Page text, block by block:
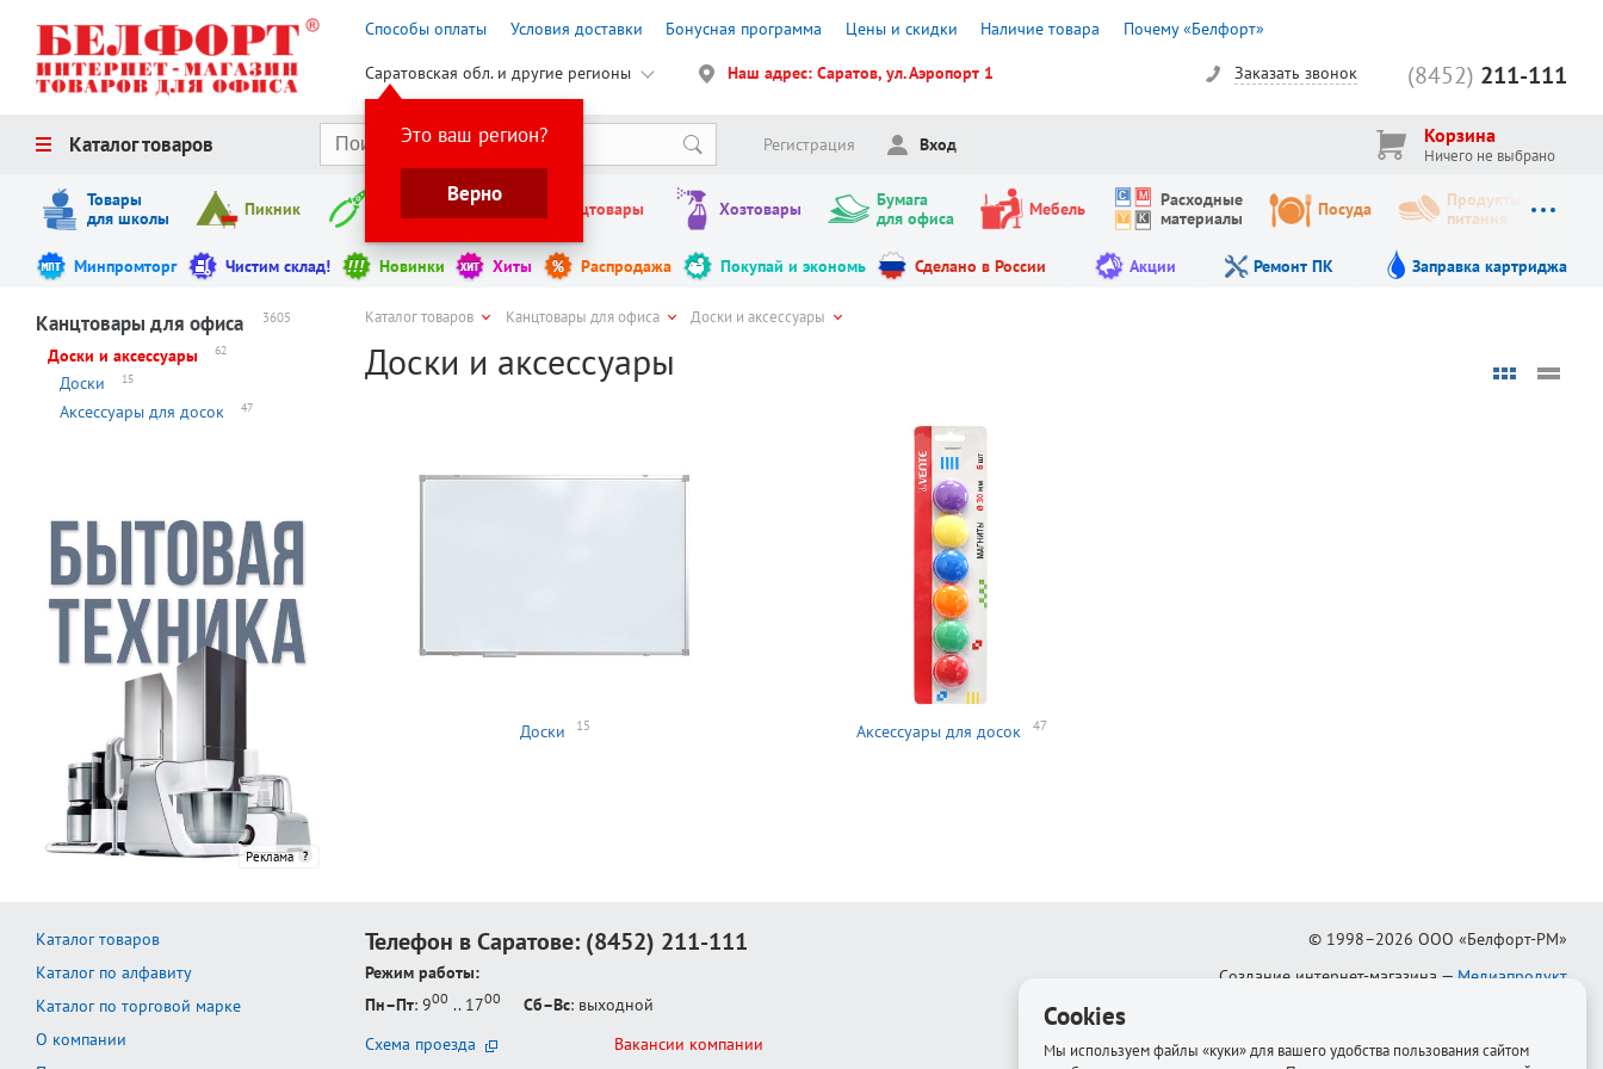
Способы оплаты Условия доставки Бонусная программа Цены и скидки Наличие товара Почему «Белфорт»
Саратовская обл. и другие регионы
Это ваш регион?
Верно
Наш адрес: Саратов, ул. Аэропорт 1 (8452) 211-111
Заказать звонок
Каталог товаров Регистрация Вход Корзина
Ничего не выбрано
Товары
для школы
Пикник Инструменты Канцтовары Хозтовары
Бумага
для офиса
Мебель
Расходные
материалы
Посуда
Продукты
питания
Минпромторг Чистим склад! Новинки Хиты Распродажа Покупай и экономь Сделано в России Акции Ремонт ПК Заправка картриджа
Канцтовары для офиса 3605
Доски и аксессуары 62
Доски 15
Аксессуары для досок 47
Реклама
Каталог товаров Канцтовары для офиса Доски и аксессуары
Доски и аксессуары
Доски 15 Аксессуары для досок 47
Каталог товаров
Каталог по алфавиту
Каталог по торговой марке
О компании
Телефон в Саратове: (8452) 211-111
Режим работы:
Пн–Пт: 900 .. 1700 Сб–Вс: выходной
Схема проезда
Вакансии компании
© 1998–2026 ООО «Белфорт-РМ»
Создание интернет-магазина — Медиапродукт
Cookies
Мы используем файлы «куки» для вашего удобства пользования сайтом